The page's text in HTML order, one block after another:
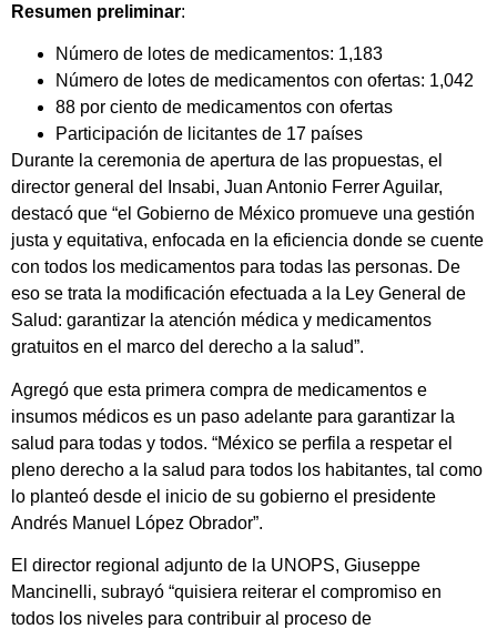
Resumen preliminar:
Número de lotes de medicamentos: 1,183
Número de lotes de medicamentos con ofertas: 1,042
88 por ciento de medicamentos con ofertas
Participación de licitantes de 17 países
Durante la ceremonia de apertura de las propuestas, el
director general del Insabi, Juan Antonio Ferrer Aguilar,
destacó que “el Gobierno de México promueve una gestión
justa y equitativa, enfocada en la eficiencia donde se cuente
con todos los medicamentos para todas las personas. De
eso se trata la modificación efectuada a la Ley General de
Salud: garantizar la atención médica y medicamentos
gratuitos en el marco del derecho a la salud”.
Agregó que esta primera compra de medicamentos e
insumos médicos es un paso adelante para garantizar la
salud para todas y todos. “México se perfila a respetar el
pleno derecho a la salud para todos los habitantes, tal como
lo planteó desde el inicio de su gobierno el presidente
Andrés Manuel López Obrador”.
El director regional adjunto de la UNOPS, Giuseppe
Mancinelli, subrayó “quisiera reiterar el compromiso en
todos los niveles para contribuir al proceso de